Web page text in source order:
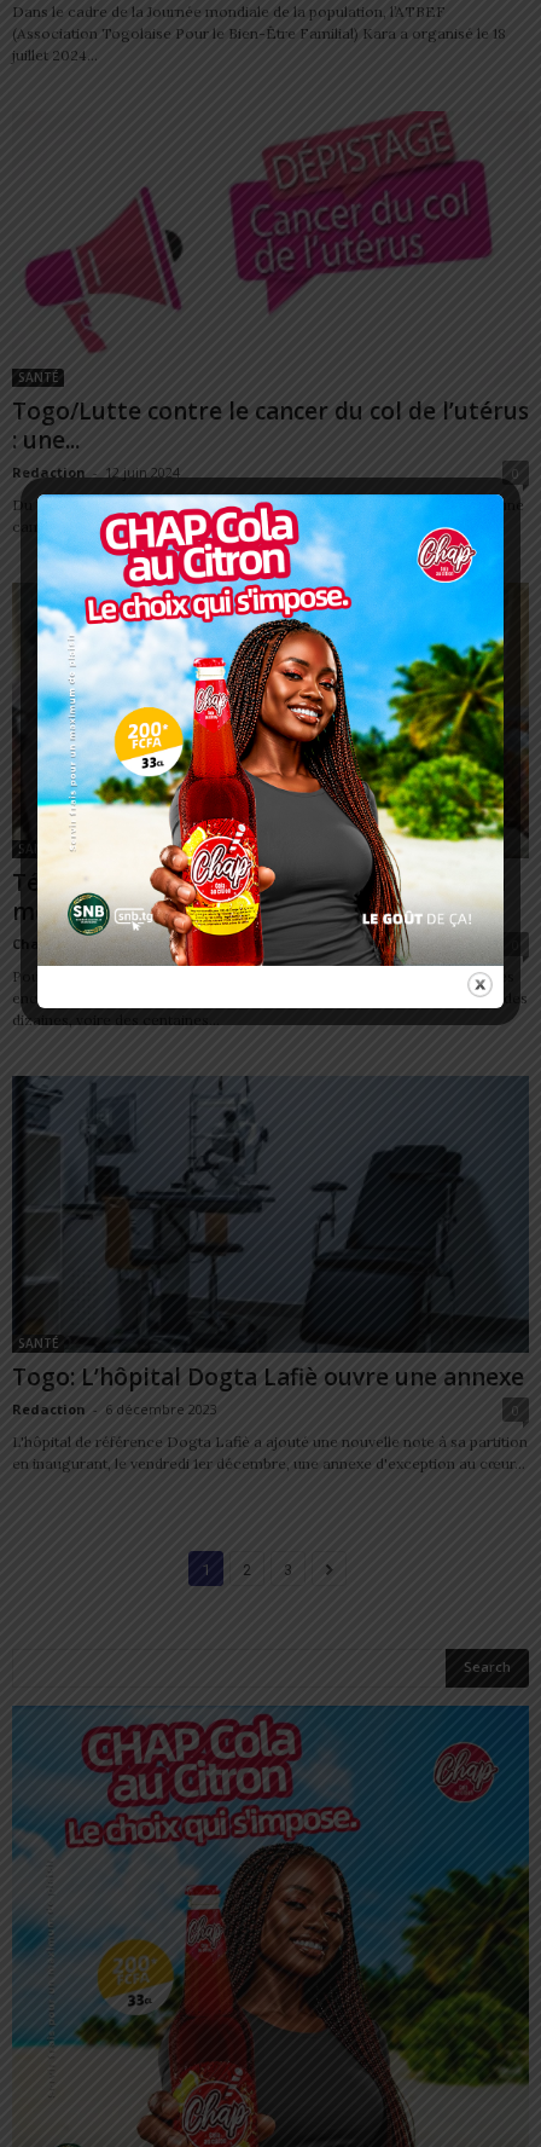
Dans le cadre de la Journée mondiale de la population, l’ATBEF
(Association Togolaise Pour le Bien-Être Familial) Kara a organisé le 18
juillet 2024...
SANTÉ
Togo/Lutte contre le cancer du col de l’utérus
: une...
Redaction - 12 juin 2024
0
Du 13 au 15 juin 2024, l'Institut National de l'Hygiène (INH) va organiser une
campagne de dépistage gratuite du cancer du col de l'utérus....
SANTÉ
Télé-échographie : le pari du Togo contre la
mortalité maternelle
Charbel SOSSOUVI 18 juin 2026
Pour bénéficier d’un examen spécialisé au Togo, de nombreuses femmes
enceintes vivant loin des grands centres hospitaliers devaient parcourir des
dizaines, voire des centaines...
SANTÉ
Togo: L’hôpital Dogta Lafiè ouvre une annexe
Redaction - 6 décembre 2023
0
L'hôpital de référence Dogta Lafiè a ajouté une nouvelle note à sa partition
en inaugurant, le vendredi 1er décembre, une annexe d'exception au cœur...
1 2 3